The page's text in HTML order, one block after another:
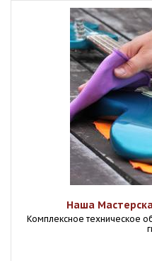
Наша
Комплексное техническое